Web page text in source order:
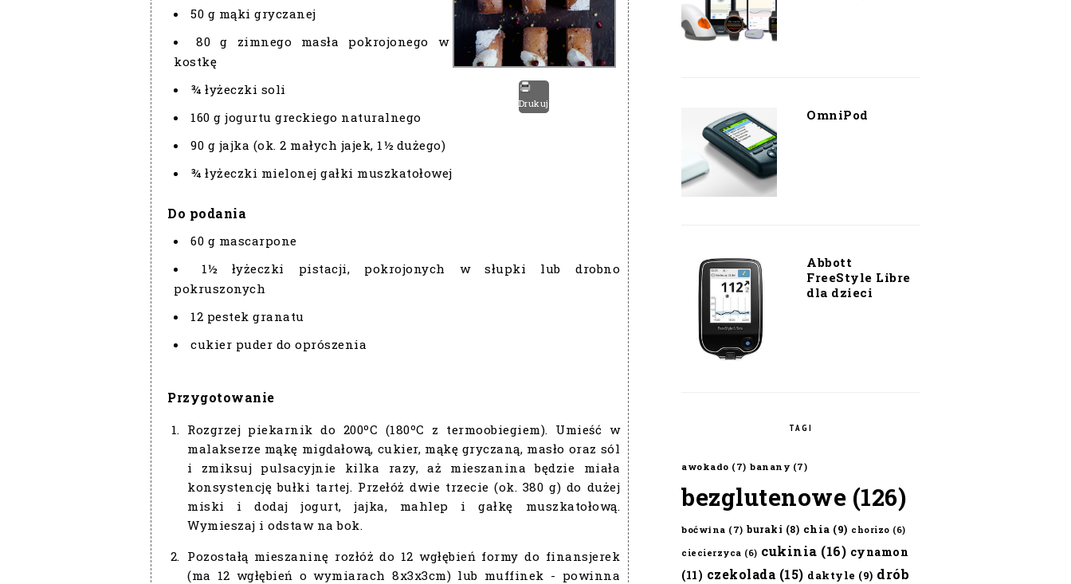
Drukuj
50 g mąki gryczanej
80 g zimnego masła pokrojonego w
kostkę
¾ łyżeczki soli
160 g jogurtu greckiego naturalnego
90 g jajka (ok. 2 małych jajek, 1½ dużego)
¾ łyżeczki mielonej gałki muszkatołowej
Do podania
60 g mascarpone
1½ łyżeczki pistacji, pokrojonych w słupki lub drobno
pokruszonych
12 pestek granatu
cukier puder do oprószenia
Przygotowanie
Rozgrzej piekarnik do 200ºC (180ºC z termoobiegiem). Umieść w
malakserze mąkę migdałową, cukier, mąkę gryczaną, masło oraz sól
i zmiksuj pulsacyjnie kilka razy, aż mieszanina będzie miała
konsystencję bułki tartej. Przełóż dwie trzecie (ok. 380 g) do dużej
miski i dodaj jogurt, jajka, mahlep i gałkę muszkatołową.
Wymieszaj i odstaw na bok.
Pozostałą mieszaninę rozłóż do 12 wgłębień formy do finansjerek
(ma 12 wgłębień o wymiarach 8x3x3cm) lub muffinek - powinna
OmniPod
Abbott
FreeStyle Libre
dla dzieci
TAGI
awokado (7) banany (7)
bezglutenowe (126)
boćwina (7) buraki (8) chia (9) chorizo (6)
ciecierzyca (6) cukinia (16) cynamon
(11) czekolada (15) daktyle (9) drób